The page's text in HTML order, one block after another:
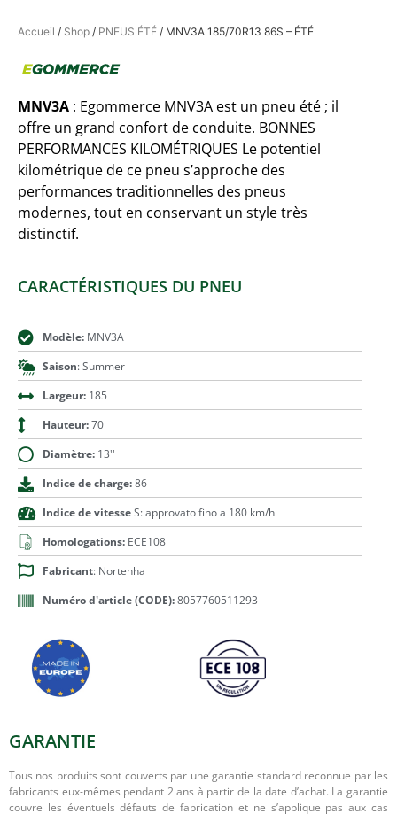
Accueil / Shop / PNEUS ÉTÉ / MNV3A 185/70R13 86S – ÉTÉ
MNV3A : Egommerce MNV3A est un pneu été ; il
offre un grand confort de conduite. BONNES
PERFORMANCES KILOMÉTRIQUES Le potentiel
kilométrique de ce pneu s’approche des
performances traditionnelles des pneus
modernes, tout en conservant un style très
distinctif.
CARACTÉRISTIQUES DU PNEU
Modèle:MNV3A
Saison: Summer
Largeur:185
Hauteur:70
Diamètre:13''
Indice de charge:86
Indice de vitesseS: approvato fino a 180 km/h
Homologations:ECE108
Fabricant: Nortenha
Numéro d'article (CODE):8057760511293
GARANTIE
Tous nos produits sont couverts par une garantie standard reconnue par les
fabricants eux-mêmes pendant 2 ans à partir de la date d’achat. La garantie
couvre les éventuels défauts de fabrication et ne s’applique pas aux cas